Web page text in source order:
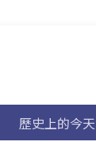
歷史上的今天